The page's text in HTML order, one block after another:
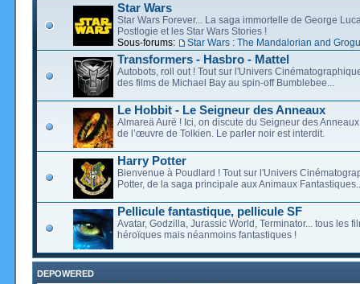
Star Wars
Star Wars Forever... La saga immortelle de George
Postlogie et les Star Wars Stories !
Sous-forums:
Star Wars : The Mandalorian and Grogu
Transformers - Hasbro - Mattel
Autobots, roll out ! Tout sur l'Univers
des films de Michael Bay au spin-off Bumblebee...
Le Hobbit - Le Seigneur des Anneaux
Almareä Aurë ! Ici, on discute du Seigneur des
de l’œuvre de Tolkien. Le parler noir est interdit.
Harry Potter
Bienvenue à Poudlard ! Tout sur l'Univers
Potter, de la saga principale aux Animaux
Pellicule fantastique, pellicule SF
Avatar, Godzilla, Jurassic World, Terminator... tous les
héroïques mais néanmoins fantastiques !
DEPOWERED